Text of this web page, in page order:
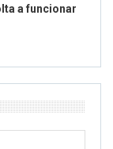
a funcionar